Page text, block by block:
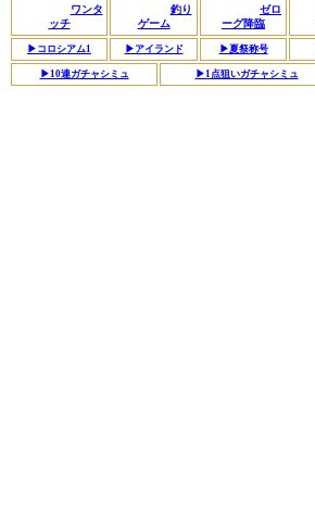
ワンタ
ッチ
釣り
ゲーム
ゼロ
ーグ降臨
▶︎コロシアム1 ▶︎アイランド ▶︎夏祭称号
▶︎10連ガチャシミュ ▶︎1点狙いガチャシミュ